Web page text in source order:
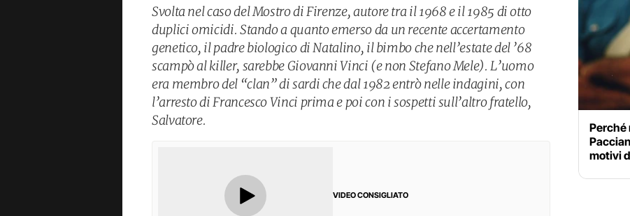
Svolta nel caso del Mostro di Firenze, autore tra il 1968 e il 1985 di otto
duplici omicidi. Stando a quanto emerso da un recente accertamento
genetico, il padre biologico di Natalino, il bimbo che nell’estate del ’68
scampò al killer, sarebbe Giovanni Vinci (e non Stefano Mele). L’uomo
era membro del “clan” di sardi che dal 1982 entrò nelle indagini, con
l’arresto di Francesco Vinci prima e poi con i sospetti sull’altro fratello,
Salvatore.
VIDEO CONSIGLIATO
Perché
motivi